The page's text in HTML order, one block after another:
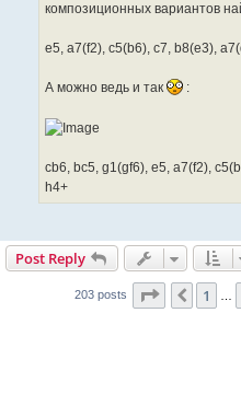
композиционных вариантов
e5, a7(f2), c5(b6), c7, b8(e3),
А можно ведь и так :
cb6, bc5, g1(gf6), e5, a7(f2),
h4+
Post Reply
203 posts Page 131